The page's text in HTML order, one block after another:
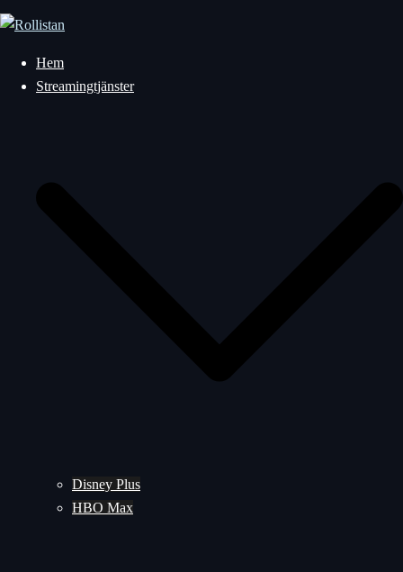
Hoppa
innehållHem
Streamingtjänster
Disney Plus
HBO Max